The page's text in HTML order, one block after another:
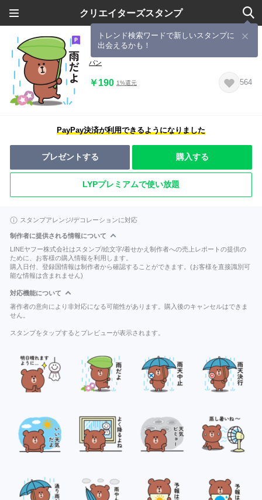
クリエイターズスタンプ
トレンド検索ワードで新しいスタンプに
出会えるかも！
くまさんのスタンプ（梅雨～初夏）
パン
￥190 1%還元 564
PayPay決済が利用できるようになりました
プレゼントする 購入する
LYPプレミアムで使い放題
スタンプアレンジ/デコレーションに対応
制作者に提供される情報について
LINEヤフー株式会社はスタンプ/絵文字/着せかえ制作者への売上レポートの提供の
ために、お客様の購入情報を利用します。
購入日付、登録国情報は制作者から確認することができます。(お客様を直接識別可
能な情報は含まれません)
対応機能について
著作者の意向により非対応になる可能性があります。購入後のキャンセルはできま
せん。
スタンプをタップするとプレビューが表示されます。